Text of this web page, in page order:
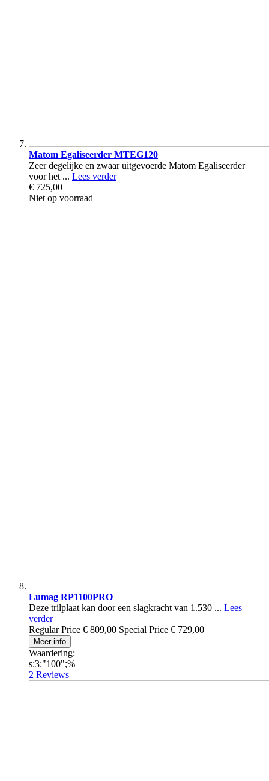
Matom Egaliseerder MTEG120
Zeer degelijke en zwaar uitgevoerde Matom Egaliseerder
voor het ... Lees verder
€ 725,00
Niet op voorraad
Lumag RP1100PRO
Deze trilplaat kan door een slagkracht van 1.530 ... Lees
verder
Regular Price € 809,00 Special Price € 729,00
Meer info
Waardering:
s:3:"100";%
2 Reviews